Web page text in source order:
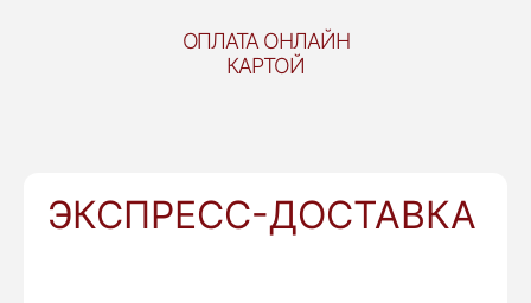
ОПЛАТА ОНЛАЙН
КАРТОЙ
ЭКСПРЕСС-ДОСТАВКА